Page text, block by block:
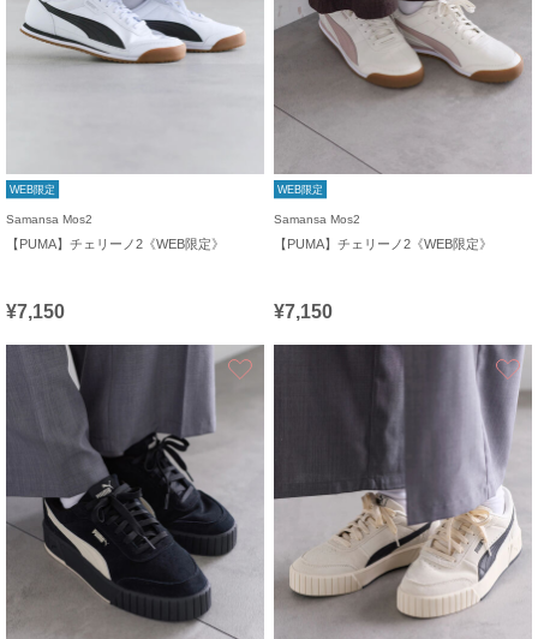
WEB限定
Samansa Mos2
【PUMA】チェリーノ2《WEB限定》
¥7,150
WEB限定
Samansa Mos2
【PUMA】チェリーノ2《WEB限定》
¥7,150